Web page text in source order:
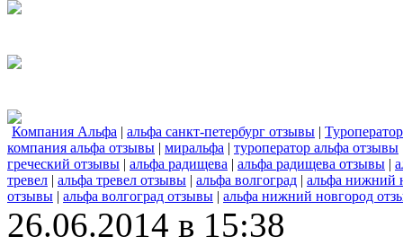
Компания Альфа | альфа санкт-петербург отзывы |
компания альфа отзывы | миральфа | туроператор альфа отзывы
греческий отзывы | альфа радищева | альфа радищева отзывы |
тревел | альфа тревел отзывы | альфа волгоград | альфа нижний
отзывы | альфа волгоград отзывы | альфа нижний новгород
26.06.2014 в 15:38